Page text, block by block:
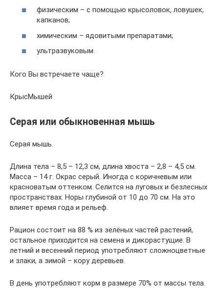
физическим – с помощью крысоловок, ловушек,
капканов;
химическим – ядовитыми препаратами;
ультразвуковым.
Кого Вы встречаете чаще?
КрысМышей
Серая или обыкновенная мышь
Серая мышь.
Длина тела – 8,5 – 12,3 см, длина хвоста – 2,8 – 4,5 см.
Масса – 14 г. Окрас серый. Иногда с коричневым или
красноватым оттенком. Селится на луговых и безлесных
пространствах. Норы глубиной от 10 до 70 см. На это
влияет время года и рельеф.
Рацион состоит на 88 % из зелёных частей растений,
остальное приходится на семена и дикорастущие. В
летний и весенний период употребляют сложноцветные
и злаки, а зимой – кору деревьев.
В день употребляют корм в размере 70% от массы тела.